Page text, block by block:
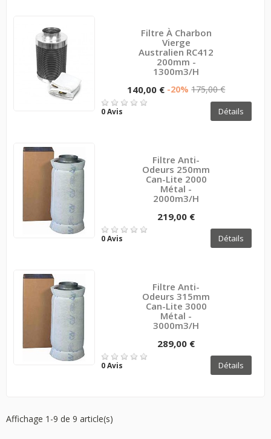
Filtre À Charbon
Vierge
Australien RC412
200mm -
1300m3/h
140,00 € -20% 175,00 €
0 Avis Détails
Filtre Anti-
Odeurs 250mm
Can-Lite 2000
Métal -
2000m3/H
219,00 €
0 Avis Détails
Filtre Anti-
Odeurs 315mm
Can-Lite 3000
Métal -
3000m3/H
289,00 €
0 Avis Détails
Affichage 1-9 de 9 article(s)